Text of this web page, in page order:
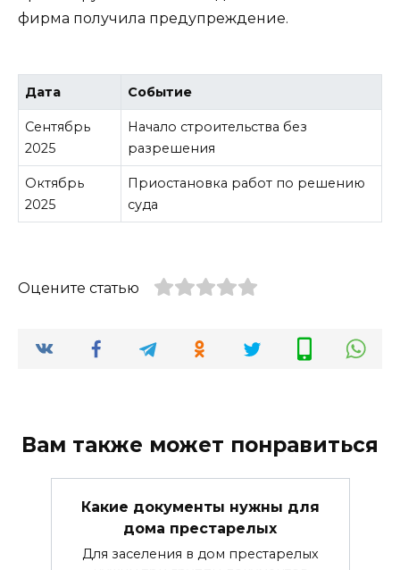
фирма получила предупреждение.
Дата Событие
Сентябрь
2025
Начало строительства без
разрешения
Октябрь
2025
Приостановка работ по решению
суда
Оцените статью
Вам также может понравиться
Какие документы нужны для
дома престарелых
Для заселения в дом престарелых